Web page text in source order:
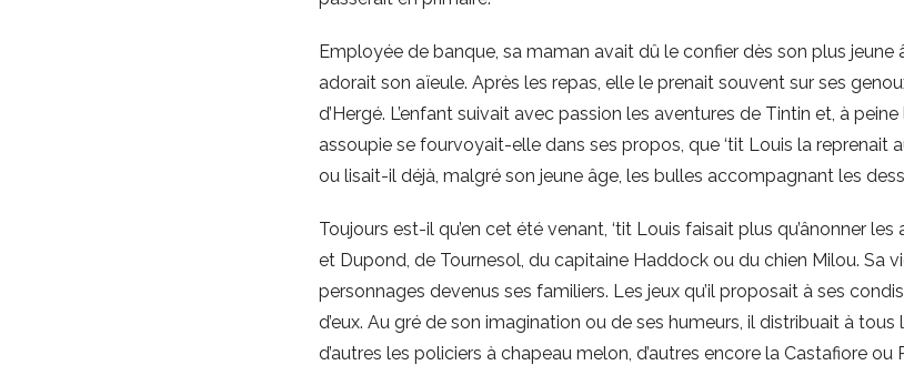
Employée de banque, sa maman avait dû le confier dès son plus jeune
adorait son aïeule. Après les repas, elle le prenait souvent sur ses
d’Hergé. L’enfant suivait avec passion les aventures de Tintin et, à
assoupie se fourvoyait-elle dans ses propos, que ‘tit Louis la reprenait
ou lisait-il déjà, malgré son jeune âge, les bulles accompagnant les
Toujours est-il qu’en cet été venant, ‘tit Louis faisait plus qu’ânonner
et Dupond, de Tournesol, du capitaine Haddock ou du chien Milou. Sa
personnages devenus ses familiers. Les jeux qu’il proposait à ses
d’eux. Au gré de son imagination ou de ses humeurs, il distribuait à tous
d’autres les policiers à chapeau melon, d’autres encore la Castafiore